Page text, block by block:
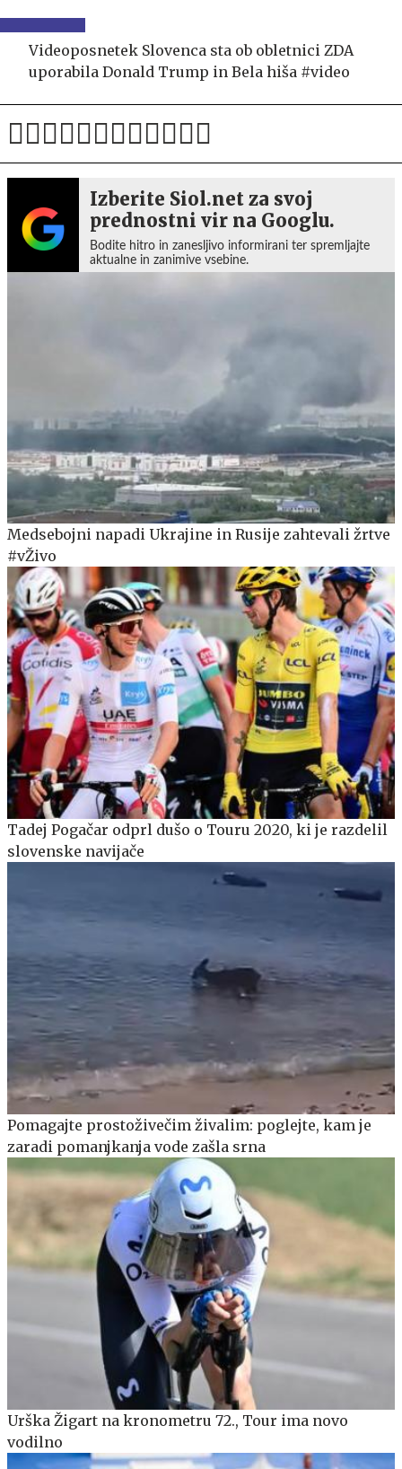
Videoposnetek Slovenca sta ob obletnici ZDA
uporabila Donald Trump in Bela hiša #video
Izberite Siol.net za svoj
prednostni vir na Googlu.
Bodite hitro in zanesljivo informirani ter spremljajte
aktualne in zanimive vsebine.
Medsebojni napadi Ukrajine in Rusije zahtevali žrtve
#vŽivo
Tadej Pogačar odprl dušo o Touru 2020, ki je razdelil
slovenske navijače
Pomagajte prostoživečim živalim: poglejte, kam je
zaradi pomanjkanja vode zašla srna
Urška Žigart na kronometru 72., Tour ima novo
vodilno